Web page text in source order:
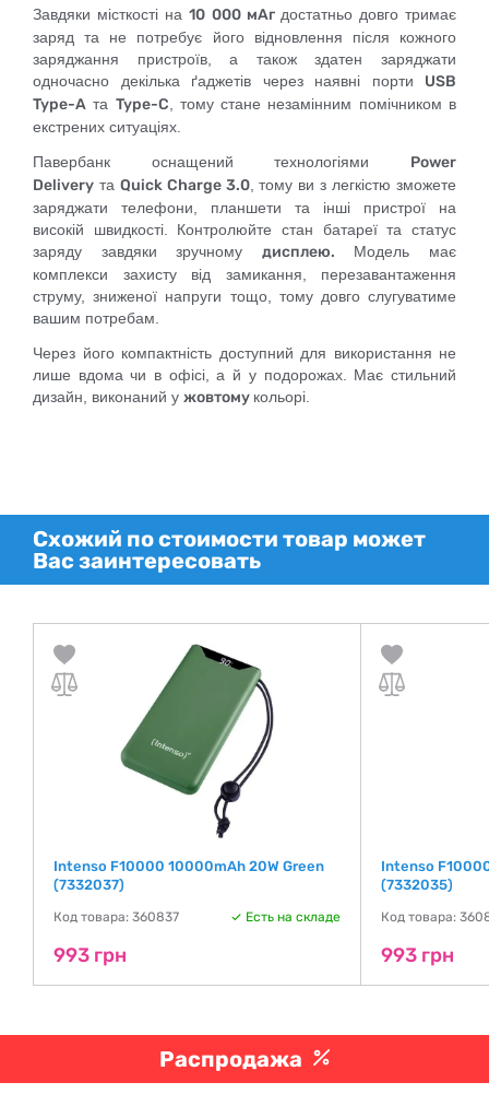
Завдяки місткості на10 000 мАг достатньо довго тримає
заряд та не потребує його відновлення після кожного
заряджання пристроїв, а також здатен заряджати
одночасно декілька ґаджетів через наявні порти USB
Type-A та Type-C , тому стане незамінним помічником в
екстрених ситуаціях.
Павербанк оснащений технологіями Power
Delivery та Quick Charge 3.0, тому ви з легкістю зможете
заряджати телефони, планшети та інші пристрої на
високій швидкості. Контролюйте стан батареї та статус
заряду завдяки зручному дисплею. Модель має
комплекси захисту від замикання, перезавантаження
струму, зниженої напруги тощо, тому довго слугуватиме
вашим потребам.
Через його компактність доступний для використання не
лише вдома чи в офісі, а й у подорожах. Має стильний
дизайн, виконаний у жовтому кольорі.
Схожий по стоимости товар может
Вас заинтересовать
Intenso F10000 10000mAh 20W Green
(7332037)
Код товара: 360837 Есть на складе
993 грн
Intenso
(7332035)
Код товара:
993 грн
Распродажа